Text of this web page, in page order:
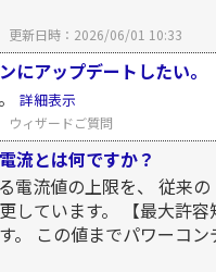
更新日時：2026/06/01 10:33
にアップデートしたい。
詳細表示
ウィザードご質問
流とは何ですか？
電流値の上限を、 従来
しています。 【最大許
この値までパワーコン